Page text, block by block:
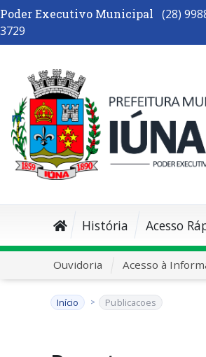
Poder Executivo Municipal
(28)
3729
História Acesso
Ouvidoria Acesso à
Início Publicacoes